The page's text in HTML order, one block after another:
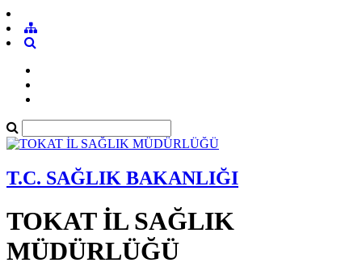
T.C. SAĞLIK BAKANLIĞI
TOKAT İL SAĞLIK
MÜDÜRLÜĞÜ